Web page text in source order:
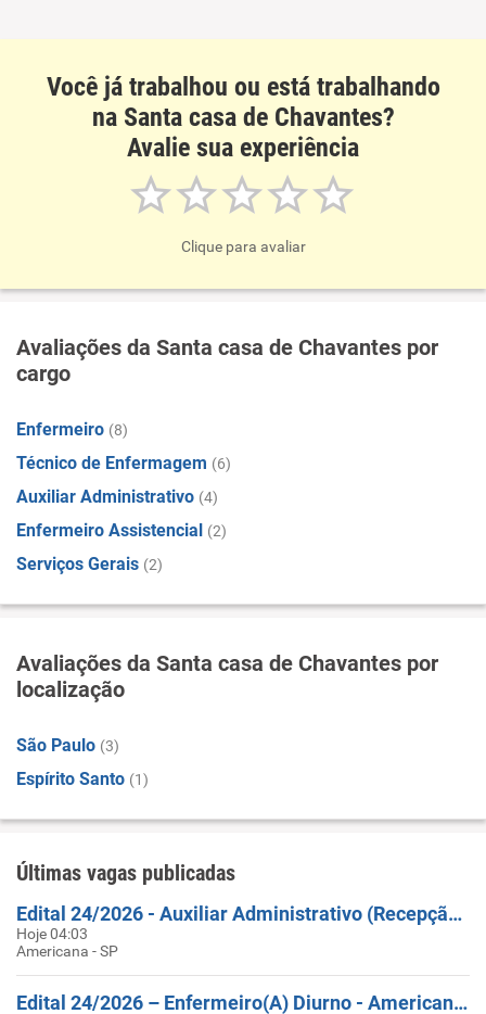
Você já trabalhou ou está trabalhando
na Santa casa de Chavantes?
Avalie sua experiência
Clique para avaliar
Avaliações da Santa casa de Chavantes por
cargo
Enfermeiro (8)
Técnico de Enfermagem (6)
Auxiliar Administrativo (4)
Enfermeiro Assistencial (2)
Serviços Gerais (2)
Avaliações da Santa casa de Chavantes por
localização
São Paulo (3)
Espírito Santo (1)
Últimas vagas publicadas
Edital 24/2026 - Auxiliar Administrativo (Recepção) - Americana SP – Hospital Municipal
Hoje 04:03
Americana - SP
Edital 24/2026 – Enfermeiro(A) Diurno - Americana/SP – UPA São José